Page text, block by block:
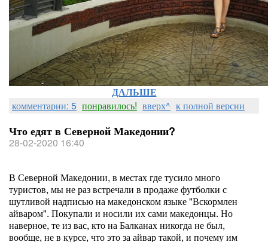
ДАЛЬШЕ
комментарии: 5 понравилось! вверх^ к полной версии
Что едят в Северной Македонии?
28-02-2020 16:40
В Северной Македонии, в местах где тусило много
туристов, мы не раз встречали в продаже футболки с
шутливой надписью на македонском языке "Вскормлен
айваром". Покупали и носили их сами македонцы. Но
наверное, те из вас, кто на Балканах никогда не был,
вообще, не в курсе, что это за айвар такой, и почему им